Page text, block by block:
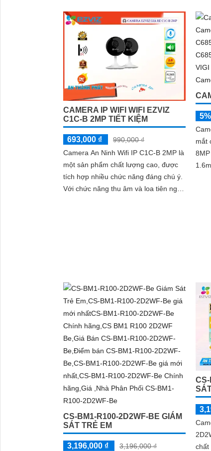
theo dõi và kiểm soát mọi hoạt động
trong ngôi nhà, dù ở bất cứ đâu
hai
vệ. Hỗ trợ thẻ nhớ lên đến 512GB và
CAMERA IP WIFI WIFI EZVIZ
C1C-B 2MP TIẾT KIỆM
693,000 ₫
990,000 ₫
Camera An Ninh Wifi IP C1C-B 2MP là
một sản phẩm chất lượng cao, được
tích hợp nhiều chức năng đáng chú ý.
Với chức năng thu âm và loa tiên nghi,
mắt
CS-BM1-R100-2D2WF-BE GIÁM
SÁT TRẺ EM
3,196,000 ₫
3,196,000 ₫
chất